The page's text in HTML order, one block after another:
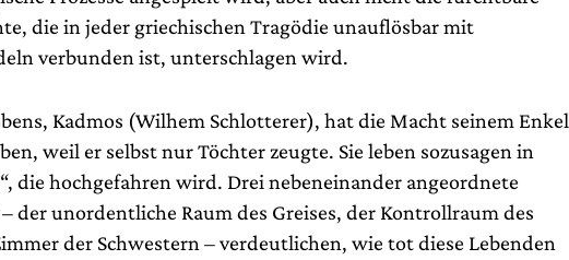
die in jeder griechischen Tragödie unauflösbar mit
verbunden ist, unterschlagen wird.
Kadmos (Wilhem Schlotterer), hat die Macht seinem Enkel
weil er selbst nur Töchter zeugte. Sie leben sozusagen in
die hochgefahren wird. Drei nebeneinander angeordnete
der unordentliche Raum des Greises, der Kontrollraum des
der Schwestern – verdeutlichen, wie tot diese Lebenden